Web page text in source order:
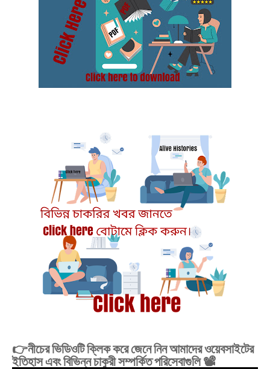
👉নীচের ভিডিওটি ক্লিক করে জেনে নিন আমাদের ওয়েবসাইটের
ইতিহাস এবং বিভিন্ন চাকুরী সম্পর্কিত পরিসেবাগুলি 📽️